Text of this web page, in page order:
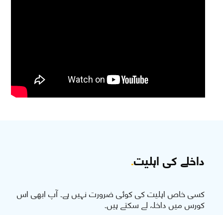
داخلے کی اہلیت.
کسی خاص اہلیت کی کوئی ضرورت نہیں ہے۔ آپ ابھی اس
کورس میں داخلہ لے سکتے ہیں۔